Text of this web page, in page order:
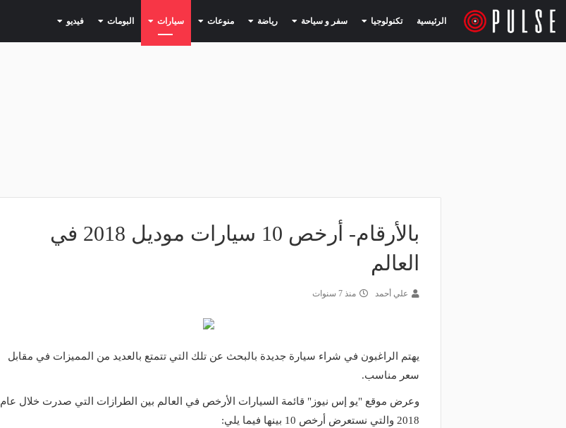
الرئيسية تكنولوجيا (current) سفر و سياحة (current) رياضة (current) منوعات (current) سيارات (current) البومات (current) فيديو (current)
بالأرقام- أرخص 10 سيارات موديل 2018 في
العالم
علي أحمد منذ 7 سنوات
يهتم الراغبون في شراء سيارة جديدة بالبحث عن تلك التي تتمتع بالعديد من المميزات في مقابل
سعر مناسب.
وعرض موقع "يو إس نيوز" قائمة السيارات الأرخص في العالم بين الطرازات التي صدرت خلال عام
2018 والتي نستعرض أرخص 10 بينها فيما يلي: